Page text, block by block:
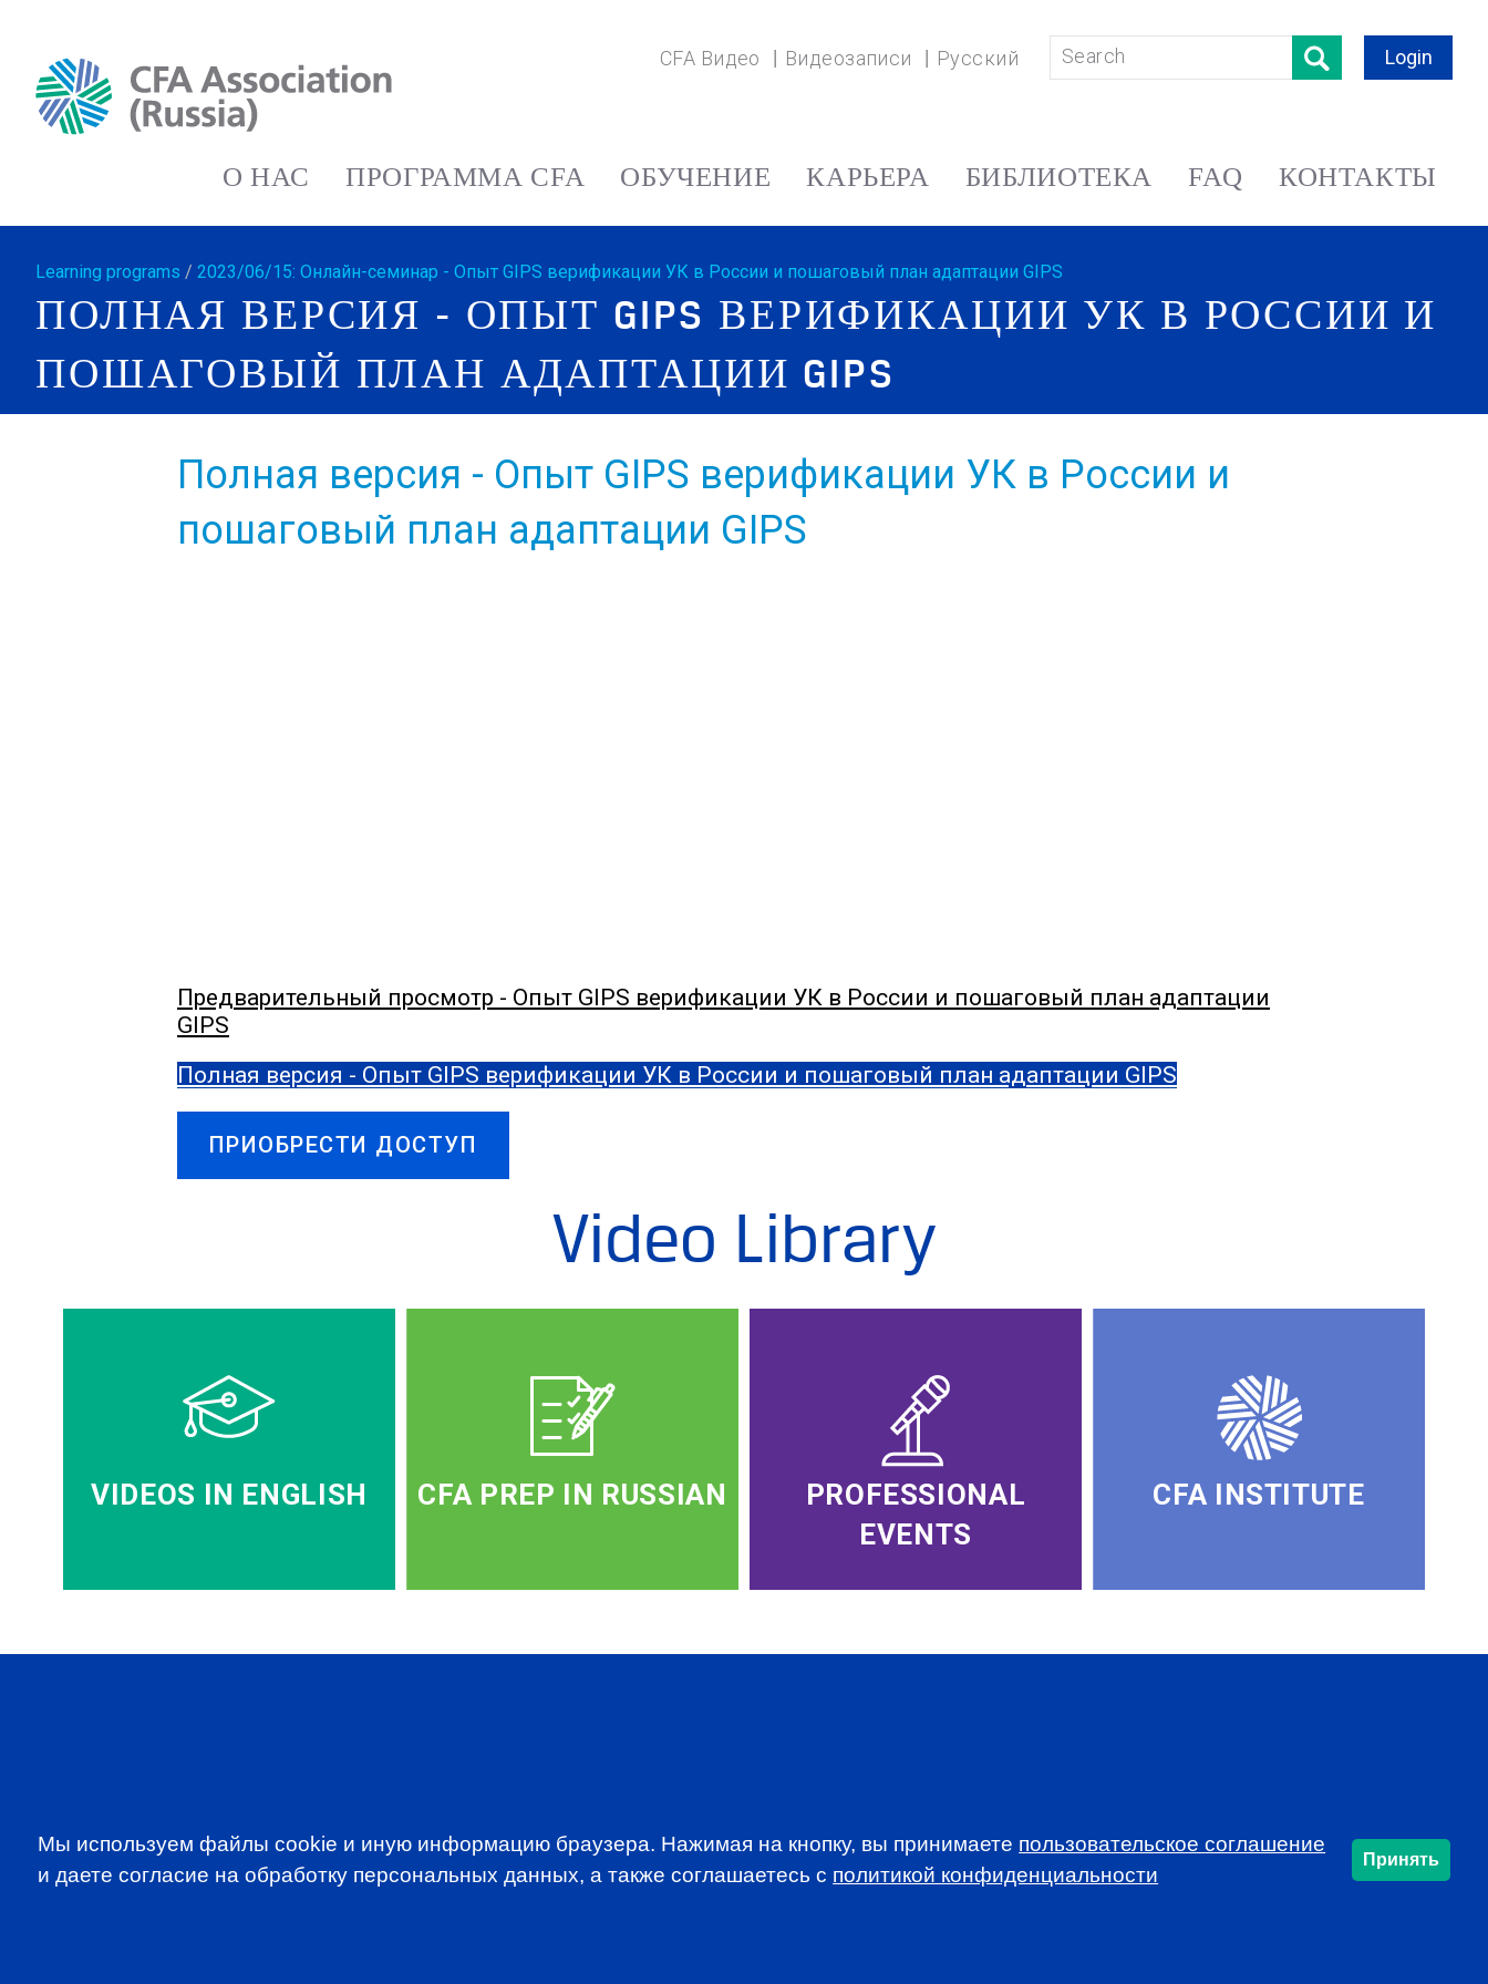
CFA Видео Видеозаписи Русский Login
О НАС ПРОГРАММА CFA ОБУЧЕНИЕ КАРЬЕРА БИБЛИОТЕКА FAQ КОНТАКТЫ
Learning programs / 2023/06/15: Онлайн-семинар - Опыт GIPS верификации УК в России и пошаговый план адаптации GIPS
ПОЛНАЯ ВЕРСИЯ - ОПЫТ GIPS ВЕРИФИКАЦИИ УК В РОССИИ И
ПОШАГОВЫЙ ПЛАН АДАПТАЦИИ GIPS
Полная версия - Опыт GIPS верификации УК в России и
пошаговый план адаптации GIPS
Предварительный просмотр - Опыт GIPS верификации УК в России и пошаговый план адаптации
GIPS
Полная версия - Опыт GIPS верификации УК в России и пошаговый план адаптации GIPS
ПРИОБРЕСТИ ДОСТУП
Video Library
VIDEOS IN ENGLISH CFA PREP IN RUSSIAN
PROFESSIONAL
EVENTS
CFA INSTITUTE
programms
Мы используем файлы cookie и иную информацию браузера. Нажимая на кнопку, вы принимаете пользовательское соглашение
и даете согласие на обработку персональных данных, а также соглашаетесь c политикой конфиденциальности
Принять